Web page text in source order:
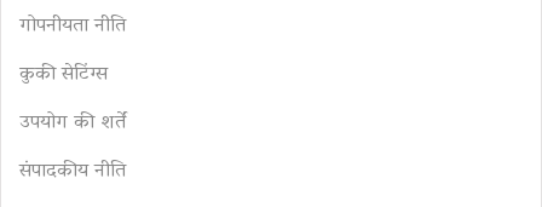
गोपनीयता नीति
कुकी सेटिंग्स
उपयोग की शर्तें
संपादकीय नीति